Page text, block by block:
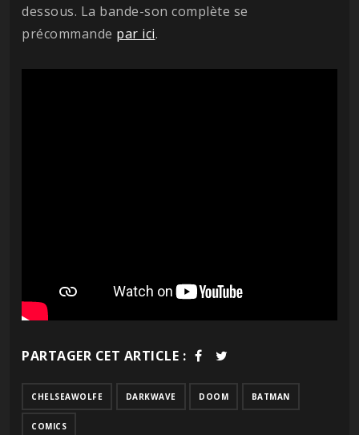
dessous. La bande-son complète se
précommande par ici.
PARTAGER CET ARTICLE :
CHELSEAWOLFE DARKWAVE DOOM BATMAN
COMICS